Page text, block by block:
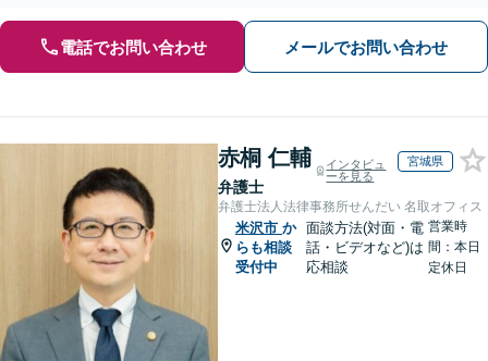
電話でお問い合わせ メールでお問い合わせ
赤桐 仁輔
弁護士
インタビュ
ーを見る
宮城県
弁護士法人法律事務所せんだい 名取オフィス
米沢市 か
らも相談
受付中
面談方法(対面・電
話・ビデオなど)は
応相談
営業時
間：本日
定休日